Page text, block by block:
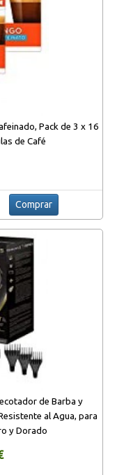
Pack de 3 x 16
de Café
Comprar
de Barba y
al Agua, para
y Dorado